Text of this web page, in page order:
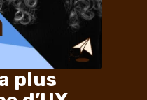
plus